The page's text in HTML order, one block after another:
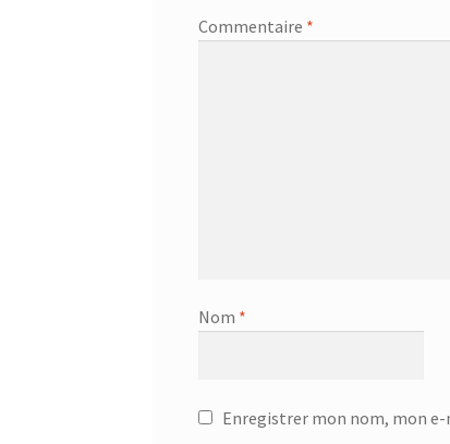
Commentaire *
Nom *
Enregistrer mon nom, mon